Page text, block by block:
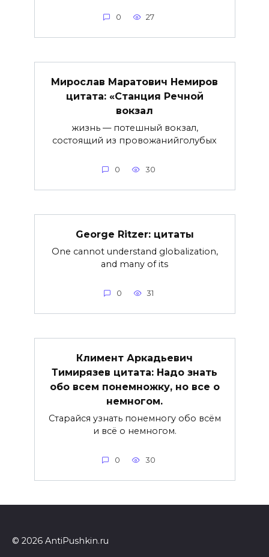
0 27
Мирослав Маратович Немиров
цитата: «Станция Речной
вокзал
жизнь — потешный вокзал,
состоящий из провожанийголубых
0 30
George Ritzer: цитаты
One cannot understand globalization,
and many of its
0 31
Климент Аркадьевич
Тимирязев цитата: Надо знать
обо всем понемножку, но все о
немногом.
Старайся узнать понемногу обо всём
и всё о немногом.
0 30
© 2026 AntiPushkin.ru